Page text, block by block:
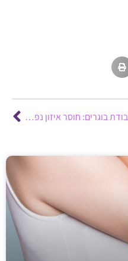
עבודת בוגרים: חוסר איזון נפשי, נוירוזה וטיפול בדיכאון – איריס דהן